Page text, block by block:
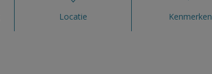
Locatie Kenmerken